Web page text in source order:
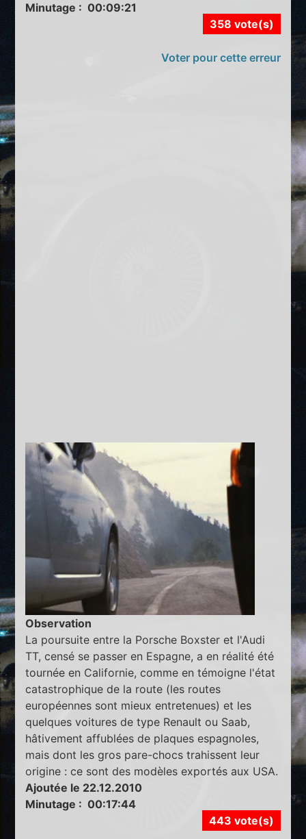
Minutage : 00:09:21
358 vote(s)
Voter pour cette erreur
Observation
La poursuite entre la Porsche Boxster et l'Audi
TT, censé se passer en Espagne, a en réalité été
tournée en Californie, comme en témoigne l'état
catastrophique de la route (les routes
européennes sont mieux entretenues) et les
quelques voitures de type Renault ou Saab,
hâtivement affublées de plaques espagnoles,
mais dont les gros pare-chocs trahissent leur
origine : ce sont des modèles exportés aux USA.
Ajoutée le 22.12.2010
Minutage : 00:17:44
443 vote(s)